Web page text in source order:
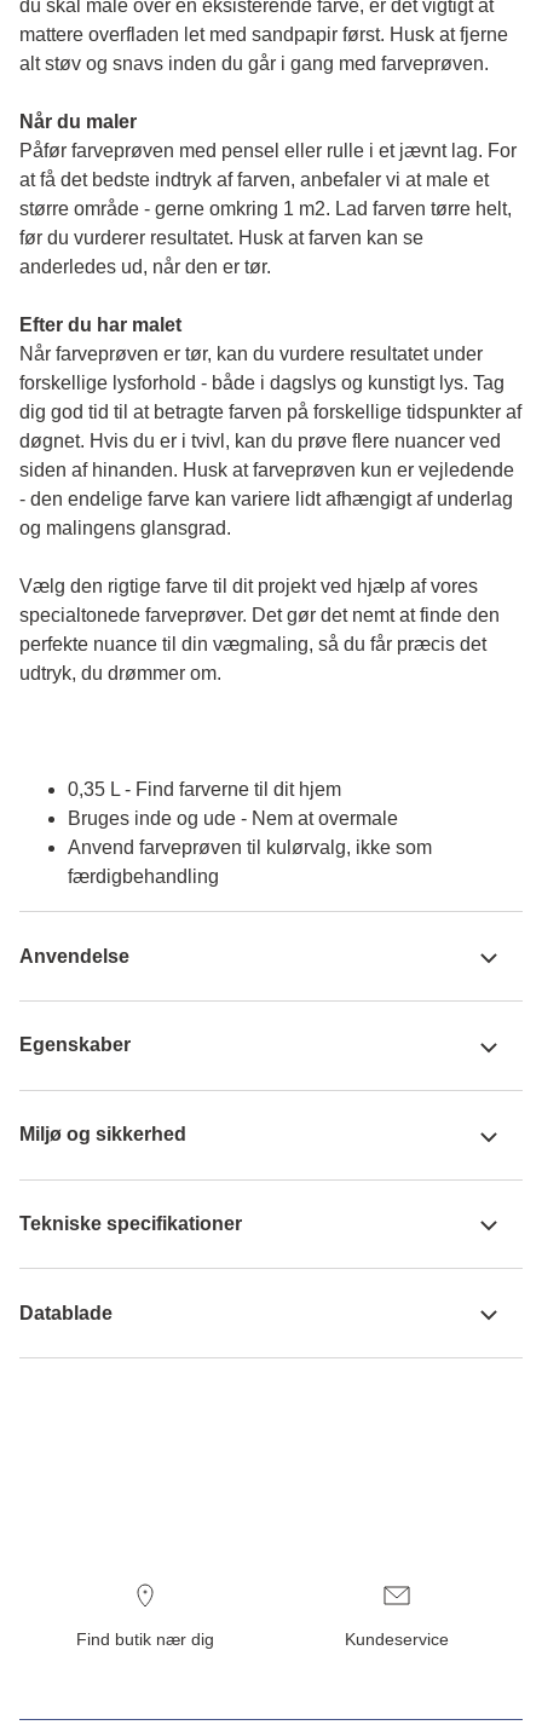
du skal male over en eksisterende farve, er det vigtigt at
mattere overfladen let med sandpapir først. Husk at fjerne
alt støv og snavs inden du går i gang med farveprøven.
Når du maler
Påfør farveprøven med pensel eller rulle i et jævnt lag. For
at få det bedste indtryk af farven, anbefaler vi at male et
større område - gerne omkring 1 m2. Lad farven tørre helt,
før du vurderer resultatet. Husk at farven kan se
anderledes ud, når den er tør.
Efter du har malet
Når farveprøven er tør, kan du vurdere resultatet under
forskellige lysforhold - både i dagslys og kunstigt lys. Tag
dig god tid til at betragte farven på forskellige tidspunkter af
døgnet. Hvis du er i tvivl, kan du prøve flere nuancer ved
siden af hinanden. Husk at farveprøven kun er vejledende
- den endelige farve kan variere lidt afhængigt af underlag
og malingens glansgrad.
Vælg den rigtige farve til dit projekt ved hjælp af vores
specialtonede farveprøver. Det gør det nemt at finde den
perfekte nuance til din vægmaling, så du får præcis det
udtryk, du drømmer om.
0,35 L - Find farverne til dit hjem
Bruges inde og ude - Nem at overmale
Anvend farveprøven til kulørvalg, ikke som
færdigbehandling
Anvendelse
Egenskaber
Miljø og sikkerhed
Tekniske specifikationer
Datablade
Find butik nær dig Kundeservice